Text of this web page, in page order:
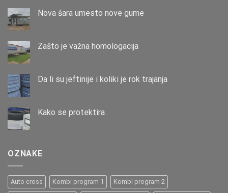
Nova šara umesto nove gume
Zašto је važna homologacija
Da li su jeftinije i koliki je rok trajanja
Kako se protektira
OZNAKE
Auto cross Kombi program 1 Kombi program 2